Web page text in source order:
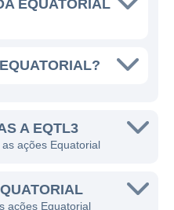
e melhorar sua
investido em
inteligentes e
em tempo real,
EQUATORIAL
A EQTL3
ações Equatorial
ações Equatorial